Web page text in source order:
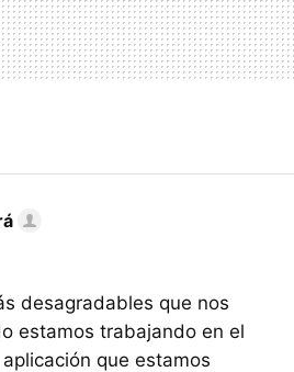
desagradables que nos
estamos trabajando en el
que estamos